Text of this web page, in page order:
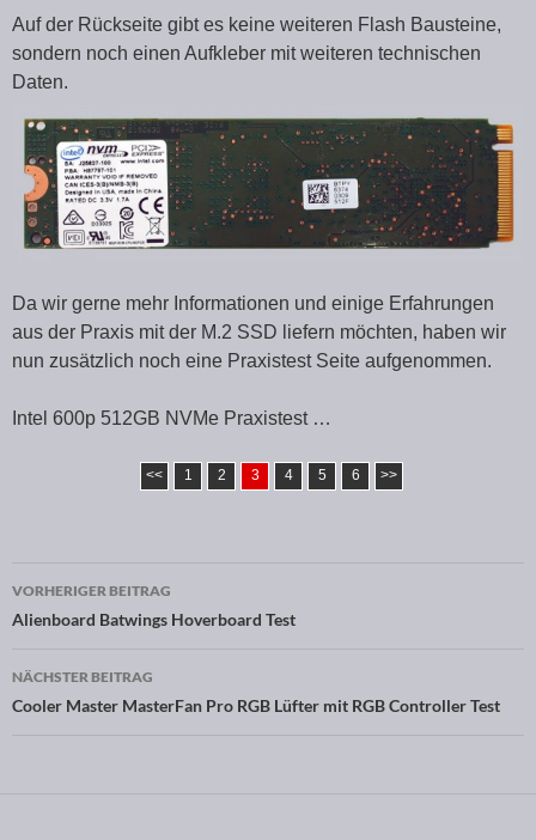
Auf der Rückseite gibt es keine weiteren Flash Bausteine,
sondern noch einen Aufkleber mit weiteren technischen
Daten.
Da wir gerne mehr Informationen und einige Erfahrungen
aus der Praxis mit der M.2 SSD liefern möchten, haben wir
nun zusätzlich noch eine Praxistest Seite aufgenommen.
Intel 600p 512GB NVMe Praxistest …
<< 1 2 3 4 5 6 >>
Beitragsnavigation
VORHERIGER BEITRAG
Alienboard Batwings Hoverboard Test
NÄCHSTER BEITRAG
Cooler Master MasterFan Pro RGB Lüfter mit RGB Controller Test